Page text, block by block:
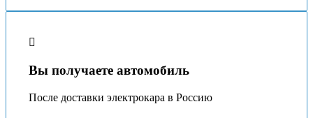
Вы получаете автомобиль
После доставки электрокара в Россию